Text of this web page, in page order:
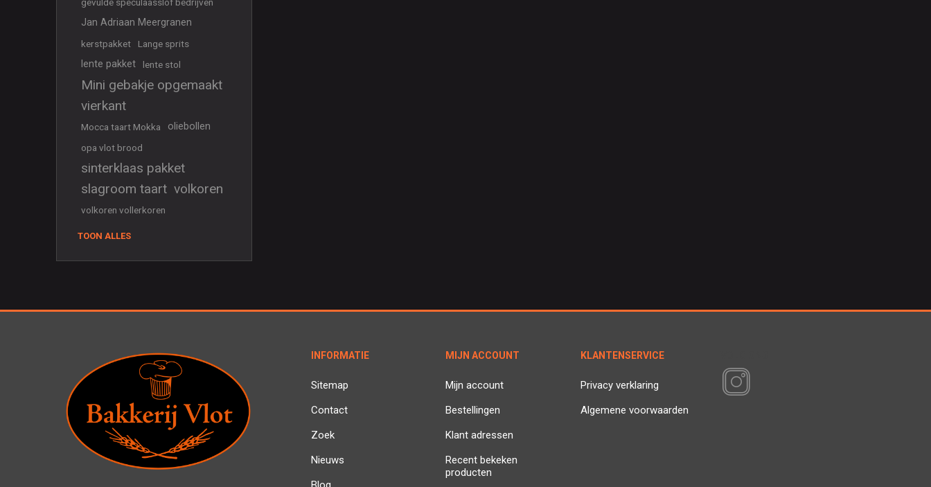
Jan Adriaan Meergranen
kerstpakket Lange sprits
lente pakket lente stol
Mini gebakje opgemaakt
vierkant
Mocca taart Mokka oliebollen
opa vlot brood
sinterklaas pakket
slagroom taart volkoren
volkoren vollerkoren
TOON ALLES
INFORMATIE
Sitemap
Contact
Zoek
Nieuws
MIJN ACCOUNT
Mijn account
Bestellingen
Klant adressen
Recent bekeken
producten
KLANTENSERVICE
Privacy verklaring
Algemene voorwaarden